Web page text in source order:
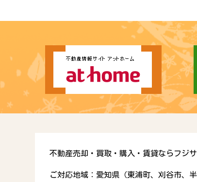
不動産売却・買取・購入・賃貸ならフジ
ご対応地域：愛知県（東浦町、刈谷市、